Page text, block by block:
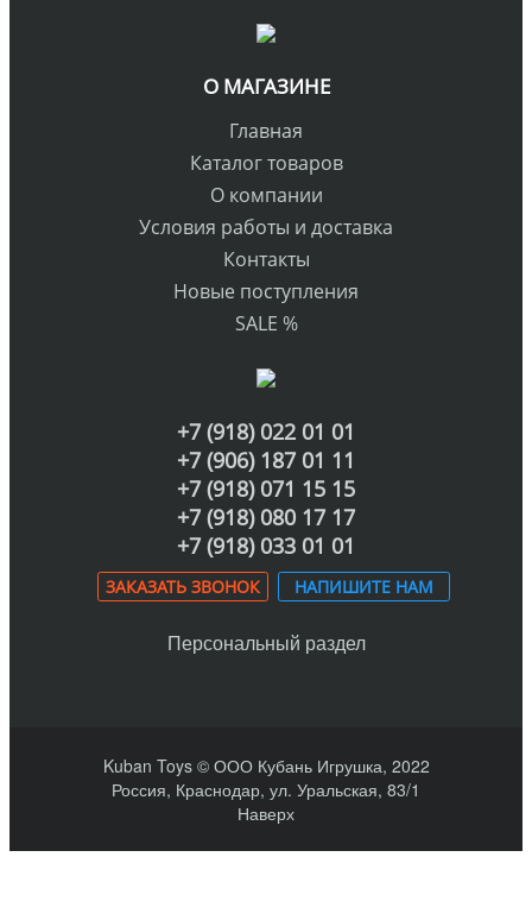
О МАГАЗИНЕ
Главная
Каталог товаров
О компании
Условия работы и доставка
Контакты
Новые поступления
SALE %
+7 (918) 022 01 01
+7 (906) 187 01 11
+7 (918) 071 15 15
+7 (918) 080 17 17
+7 (918) 033 01 01
ЗАКАЗАТЬ ЗВОНОК НАПИШИТЕ НАМ
Персональный раздел
Kuban Toys © ООО Кубань Игрушка, 2022
Россия, Краснодар, ул. Уральская, 83/1
Наверх